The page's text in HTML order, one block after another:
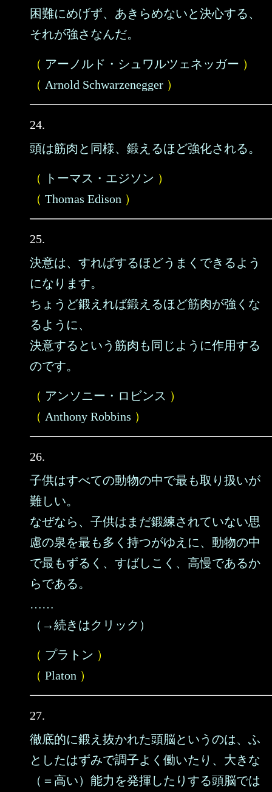
困難にめげず、あきらめないと決心する、
それが強さなんだ。
（ アーノルド・シュワルツェネッガー ）
（ Arnold Schwarzenegger ）
24.
頭は筋肉と同様、鍛えるほど強化される。
（ トーマス・エジソン ）
（ Thomas Edison ）
25.
決意は、すればするほどうまくできるよう
になります。
ちょうど鍛えれば鍛えるほど筋肉が強くな
るように、
決意するという筋肉も同じように作用する
のです。
（ アンソニー・ロビンス ）
（ Anthony Robbins ）
26.
子供はすべての動物の中で最も取り扱いが
難しい。
なぜなら、子供はまだ鍛練されていない思
慮の泉を最も多く持つがゆえに、動物の中
で最もずるく、すばしこく、高慢であるか
らである。
……
（→続きはクリック）
（ プラトン ）
（ Platon ）
27.
徹底的に鍛え抜かれた頭脳というのは、ふ
としたはずみで調子よく働いたり、大きな
（＝高い）能力を発揮したりする頭脳では